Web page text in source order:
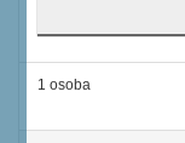
1 osoba